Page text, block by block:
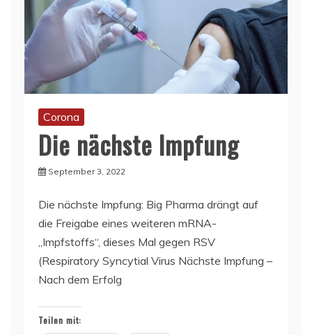
Corona
Die nächste Impfung
September 3, 2022
Die nächste Impfung: Big Pharma drängt auf
die Freigabe eines weiteren mRNA-
„Impfstoffs“, dieses Mal gegen RSV
(Respiratory Syncytial Virus Nächste Impfung –
Nach dem Erfolg
Teilen mit: